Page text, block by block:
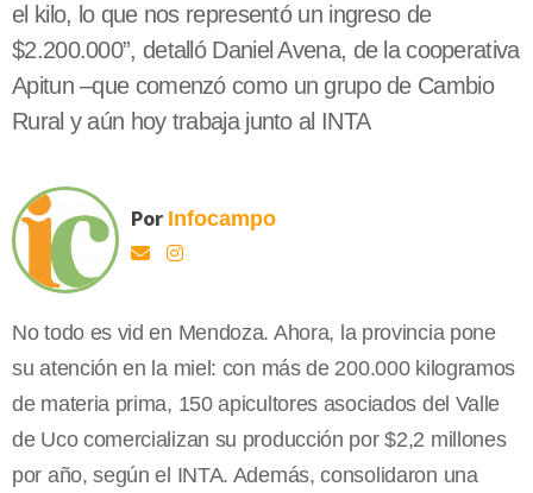
el kilo, lo que nos representó un ingreso de
$2.200.000”, detalló Daniel Avena, de la cooperativa
Apitun –que comenzó como un grupo de Cambio
Rural y aún hoy trabaja junto al INTA
Por Infocampo
No todo es vid en Mendoza. Ahora, la provincia pone
su atención en la miel: con más de 200.000 kilogramos
de materia prima, 150 apicultores asociados del Valle
de Uco comercializan su producción por $2,2 millones
por año, según el INTA. Además, consolidaron una